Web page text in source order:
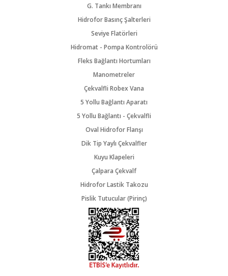
G. Tankı Membranı
Hidrofor Basınç Şalterleri
Seviye Flatörleri
Hidromat - Pompa Kontrolörü
Fleks Bağlantı Hortumları
Manometreler
Çekvalfli Robex Vana
5 Yollu Bağlantı Aparatı
5 Yollu Bağlantı - Çekvalfli
Oval Hidrofor Flanşı
Dik Tip Yaylı Çekvalfler
Kuyu Klapeleri
Çalpara Çekvalf
Hidrofor Lastik Takozu
Pislik Tutucular (Pirinç)